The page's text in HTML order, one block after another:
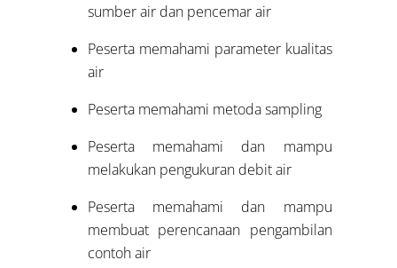
sumber air dan pencemar air
Peserta memahami parameter kualitas
air
Peserta memahami metoda sampling
Peserta memahami dan mampu
melakukan pengukuran debit air
Peserta memahami dan mampu
membuat perencanaan pengambilan
contoh air